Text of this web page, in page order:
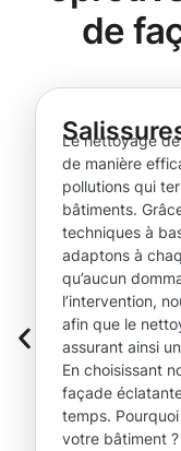
de
Le nettoyage
de manière
pollutions qui
bâtiments.
techniques à
adaptons à
qu’aucun
l’intervention,
afin que le
assurant ainsi
En choisissant
façade
temps.
votre bâtiment